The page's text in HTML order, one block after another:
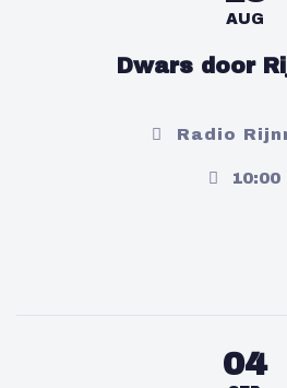
AUG
Dwars door
Radio
10:00
04